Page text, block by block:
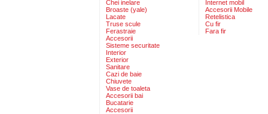
Chei inelare
Broaste (yale)
Lacate
Truse scule
Ferastraie
Accesorii
Sisteme securitate
Interior
Exterior
Sanitare
Cazi de baie
Chiuvete
Vase de toaleta
Accesorii bai
Bucatarie
Accesorii
Internet mobil
Accesorii Mobile
Retelistica
Cu fir
Fara fir